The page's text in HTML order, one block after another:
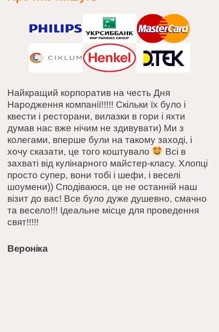
Найкращий корпоратив на честь Дня
Народження компанії!!!!! Скільки їх було і
квести і ресторани, вилазки в гори і яхти
думав нас вже нічим не здивувати) Ми з
колегами, вперше були на такому заході, і
хочу сказати, це того коштувало
Всі в
захваті від кулінарного майстер-класу. Хлопці
просто супер, вони тобі і шефи, і веселі
шоумени)) Сподіваюся, це не останній наш
візит до вас! Все було дуже душевно, смачно
та весело!!! Ідеальне місце для проведення
свят!!!!!
Вероніка